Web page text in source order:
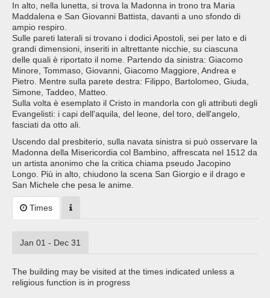
In alto, nella lunetta, si trova la Madonna in trono tra Maria
Maddalena e San Giovanni Battista, davanti a uno sfondo di
ampio respiro.
Sulle pareti laterali si trovano i dodici Apostoli, sei per lato e di
grandi dimensioni, inseriti in altrettante nicchie, su ciascuna
delle quali è riportato il nome. Partendo da sinistra: Giacomo
Minore, Tommaso, Giovanni, Giacomo Maggiore, Andrea e
Pietro. Mentre sulla parete destra: Filippo, Bartolomeo, Giuda,
Simone, Taddeo, Matteo.
Sulla volta è esemplato il Cristo in mandorla con gli attributi degli
Evangelisti: i capi dell'aquila, del leone, del toro, dell'angelo,
fasciati da otto ali.
Uscendo dal presbiterio, sulla navata sinistra si può osservare la
Madonna della Misericordia col Bambino, affrescata nel 1512 da
un artista anonimo che la critica chiama pseudo Jacopino
Longo. Più in alto, chiudono la scena San Giorgio e il drago e
San Michele che pesa le anime.
Times
Jan 01 - Dec 31
The building may be visited at the times indicated unless a
religious function is in progress